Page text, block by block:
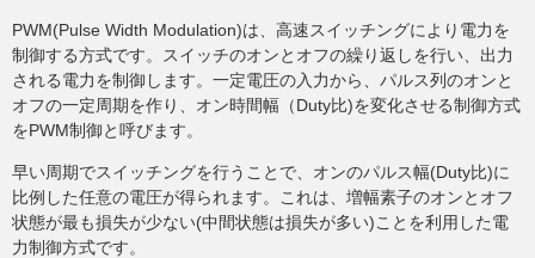
PWM(Pulse Width Modulation)は、高速スイッチングにより電力を
制御する方式です。スイッチのオンとオフの繰り返しを行い、出力
される電力を制御します。一定電圧の入力から、パルス列のオンと
オフの一定周期を作り、オン時間幅（Duty比)を変化させる制御方式
をPWM制御と呼びます。
早い周期でスイッチングを行うことで、オンのパルス幅(Duty比)に
比例した任意の電圧が得られます。これは、増幅素子のオンとオフ
状態が最も損失が少ない(中間状態は損失が多い)ことを利用した電
力制御方式です。